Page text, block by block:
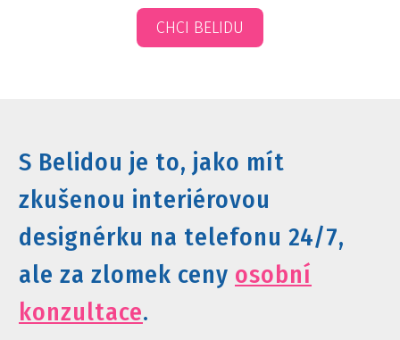
CHCI BELIDU
S Belidou je to, jako mít
zkušenou interiérovou
designérku na telefonu 24/7,
ale za zlomek ceny osobní
konzultace.